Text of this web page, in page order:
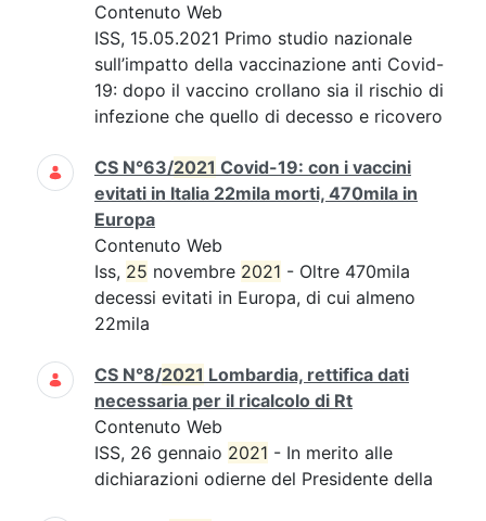
Contenuto Web
ISS, 15.05.2021 Primo studio nazionale
sull’impatto della vaccinazione anti Covid-
19: dopo il vaccino crollano sia il rischio di
infezione che quello di decesso e ricovero
CS N°63/2021 Covid-19: con i vaccini
evitati in Italia 22mila morti, 470mila in
Europa
Contenuto Web
Iss, 25 novembre 2021 - Oltre 470mila
decessi evitati in Europa, di cui almeno
22mila
CS N°8/2021 Lombardia, rettifica dati
necessaria per il ricalcolo di Rt
Contenuto Web
ISS, 26 gennaio 2021 - In merito alle
dichiarazioni odierne del Presidente della